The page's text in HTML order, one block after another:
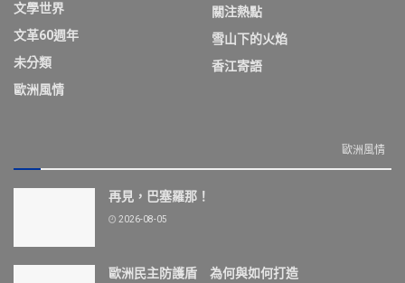
文學世界
文革60週年
未分類
歐洲風情
關注熱點
雪山下的火焰
香江寄語
歐洲風情
再見，巴塞羅那！
2026-08-05
歐洲民主防護盾 為何與如何打造